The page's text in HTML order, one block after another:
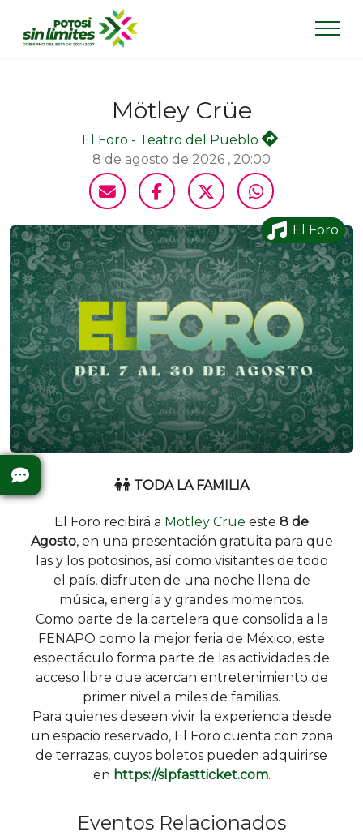
Mötley Crüe
El Foro - Teatro del Pueblo
8 de agosto de 2026 , 20:00
El Foro
TODA LA FAMILIA
El Foro recibirá a Mötley Crüe este 8 de
Agosto, en una presentación gratuita para que
las y los potosinos, así como visitantes de todo
el país, disfruten de una noche llena de
música, energía y grandes momentos.
Como parte de la cartelera que consolida a la
FENAPO como la mejor feria de México, este
espectáculo forma parte de las actividades de
acceso libre que acercan entretenimiento de
primer nivel a miles de familias.
Para quienes deseen vivir la experiencia desde
un espacio reservado, El Foro cuenta con zona
de terrazas, cuyos boletos pueden adquirirse
en https://slpfastticket.com.
Eventos Relacionados